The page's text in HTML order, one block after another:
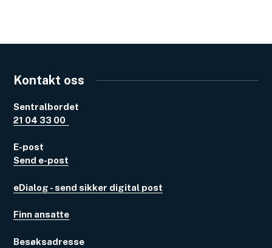
Kontakt oss
Sentralbordet
21 04 33 00
E-post
Send e-post
eDialog - send sikker digital post
Finn ansatte
Besøksadresse